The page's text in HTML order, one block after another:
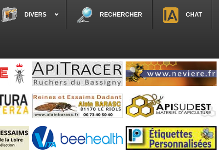
DIVERS RECHERCHER CHAT